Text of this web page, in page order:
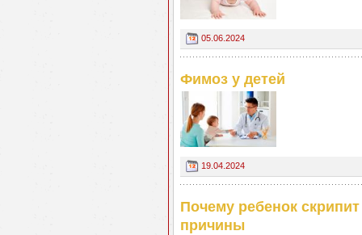
05.06.2024
Фимоз у детей
19.04.2024
Почему ребенок
причины